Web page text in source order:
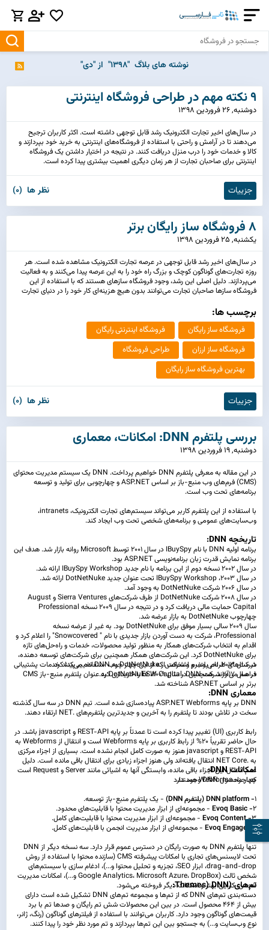
نوشته های بلاگ "1398" از "دی"
9 نکته مهم در طراحی فروشگاه اینترنتی
دوشنبه, 26 فروردین 1398
در سال‌های اخیر تجارت الکترونیک رشد قابل توجهی داشته است. اکثر کاربران ترجیح
می‌دهند تا در آرامش و راحتی با استفاده از فروشگاه‌های اینترنتی به خرید خود بپردازند و
کالا و خدمات خود را درب منزل دریافت کنند. در نتیجه در اختیار داشتن یک فروشگاه
اینترنتی برای صاحبان تجارت از هر زمان دیگری اهمیت بیشتری پیدا کرده است.
نظر ها (0) جزییات
8 فروشگاه ساز رایگان برتر
يكشنبه, 25 فروردین 1398
در سال‌های اخیر رشد قابل توجهی در عرصه تجارت الکترونیک مشاهده شده است. هر
روزه تجارت‌های گوناگون کوچک و بزرگ راه خود را به این عرصه پیدا می‌کنند و به فعالیت
می‌پردازند. دلیل اصلی این رشد، وجود فروشگاه سازهای هستند که با استفاده از این
فروشگاه سازها صاحبان تجارت می‌توانند بدون هیچ هزینه‌ای کار خود را در دنیای تجارت
خواهیم کرد.
برچسب ها:
فروشگاه ساز رایگان
فروشگاه اینترنتی رایگان
فروشگاه ساز ارزان
طراحی فروشگاه
بهترین فروشگاه ساز رایگان
نظر ها (0) جزییات
بررسی پلتفرم DNN: امکانات، معماری
دوشنبه, 19 فروردین 1398
در این مقاله به معرفی پلتفرم DNN خواهیم پرداخت. DNN یک سیستم مدیریت محتوای
(CMS) فرم‌های وب منبع-باز بر اساس ASP.NET و چهارچوبی برای تولید و توسعه
برنامه‌های تحت وب است.
با استفاده از این پلتفرم کاربر می‌تواند سیستم‌های تجارت الکترونیک، intranets،
وب‌سایت‌های عمومی و برنامه‌های شخصی تحت وب ایجاد کند.
تاریخچه DNN:
برنامه اولیه DNN با نام IBuySpy در سال 2001 توسط Microsoft روانه بازار شد. هدف این
برنامه نمایش قدرت زبان برنامه‌نویسی ASP.NET بود.
در سال 2002 نسخه دوم از این برنامه با نام جدید IBuySpy Workshop ارائه شد.
در سال 2003، IBuySpy Workshop تحت عنوان جدید DotNetNuke ارائه شد.
در سال 2006 شرکت DotNetNuke به وجود آمد.
در سال 2008 شرکت DotNetNuke از طرف شرکت‌های Sierra Ventures و August
Capital حمایت مالی دریافت کرد و در نتیجه در سال 2009 نسخه Professional
چهارچوب DotNetNuke به بازار عرضه شد.
سال 2009 سالی بسیار موفق برای DotNetNuke بود. به غیر از عرضه نسخه
Professional، شرکت به دست آوردن بازار جدیدی با نام " Snowcovered" را اعلام کرد و
اقدام به انتخاب شرکت‌های همکار به منظور تولید محصولات، خدمات و راه‌حل‌های تازه
برای DotNetNuke کرد. این شرکت‌های همکار همچنین برای شرکت‌های توسعه دهنده،
شرکت‌های طراحی وب و اشخاصی که از این چهار چوب استفاده می‌کنند خدمات پشتیبانی
فراهم می‌آورند. همچنین در سال 2009، DotNetNuke به عنوان پلتفرم منبع‌-باز CMS
برتر بر اساس ASP.NET شناخته شد.
در سال 2013، نام پلتفرم و شرکت از DotNetNuke به DNN تغییر پیدا کرد.
در سال 2017 شرکت ESW Capital، DNN را خریداری کرد.
معماری DNN:
DNN بر پایه ASP.NET Webforms پیاده‎‌سازی شده است. تیم DNN در سه سال گذشته
سخت در تلاش بودند تا پلتفرم را به آخرین و جدیدترین پلتفرم‌های .NET ارتقاء دهند.
رابط کاربری (UI) تغییر پیدا کرده است تا عمدتاً بر پایه REST-API و javascript باشد. در
حال حاضر تقریباً 20% از رابط کاربری بر پایه Webforms است و انتقال از Webforms به
REST-API و javascript هنوز به صورت کامل انجام نشده است. بسیاری از اجزاء مرکزی
به .NET Core انتقال یافته‌اند ولی هنوز اجزاء زیادی برای انتقال باقی مانده است. دلیل
عدم انتقال این اجزاء باقی مانده، وابستگی آنها به اشیائی مانند Server و Request است
که اجزاء Webforms هستند.
امکانات DNN:
چهار محصول DNN وجود دارد
1- DNN platform (پلتفرم DNN)
- یک پلتفرم منبع-باز توسعه.
2
- Evoq Basic
- مجموعه‌ای از ابزار مدیریت محتوا با قابلیت‌های محدود.
3
- Evoq Content
- مجموعه‌ای از ابزار مدیریت محتوا با قابلیت‌های کامل.
4
- مجموعه‌ای از ابزار مدیریت انجمن با قابلیت‌های کامل.
تنها پلتفرم DNN به صورت رایگان در دسترس عموم قرار دارد. سه نسخه دیگر از DNN
تحت لایسنس‌های تجاری با امکانات پیشرفته CMS (سازنده محتوا با استفاده از روش
drag-and-drop، ابزار SEO، تجزیه و تحلیل محتوا و...)، ادغام سازی با سیستم‌های
شخص ثالث (Google Analytics، Microsoft Azure، DropBox و...)، امکانات مدیریت
انجمن، کارایی بهتر و امکانات دیگر فروخته می‌شود.
تم‌های (Themes) DNN:
دسته‌بندی تم‌های DNN که از تم‌ها و مجموعه تم‌های DNN تشکیل شده است دارای
بیش از 464 محصول است. در بین این محصولات شش تم رایگان و صدها تم با برد
قیمت‌های گوناگون وجود دارد. کاربران می‌توانند با استفاده از فیلترهای گوناگون (رنگ، ژانر،
نوع وب‌سایت و...) به جستجو بین این تم‌ها بپردازند و تم مورد نظر خود را پیدا کنند.